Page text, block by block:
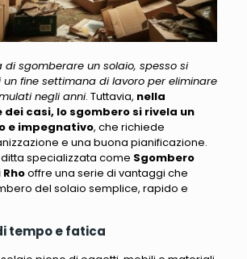
sgomberare un solaio, spesso si
fine settimana di lavoro per eliminare
negli anni. Tuttavia, nella
casi, lo sgombero si rivela un
e impegnativo, che richiede
e una buona pianificazione.
specializzata come Sgombero
offre una serie di vantaggi che
del solaio semplice, rapido e
tempo e fatica